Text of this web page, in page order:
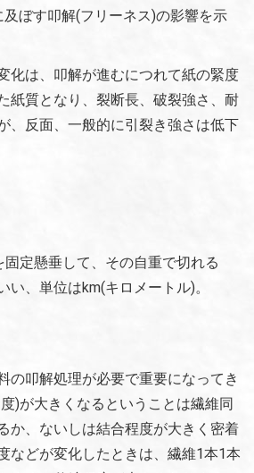
ぼす叩解(フリーネス)の影響を示
化は、叩解が進むにつれて紙の緊度
紙質となり、裂断長、破裂強さ、耐
、反面、一般的に引裂き強さは低下
定懸垂して、その自重で切れる
い、単位はkm(キロメートル)。
の叩解処理が必要で重要になってき
)が大きくなるということは繊維同
か、ないしは結合程度が大きく密着
などが変化したときは、繊維1本1本